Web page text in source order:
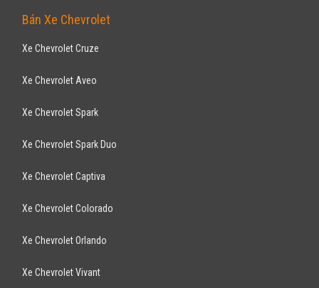
Bán Xe Chevrolet
Xe Chevrolet Cruze
Xe Chevrolet Aveo
Xe Chevrolet Spark
Xe Chevrolet Spark Duo
Xe Chevrolet Captiva
Xe Chevrolet Colorado
Xe Chevrolet Orlando
Xe Chevrolet Vivant